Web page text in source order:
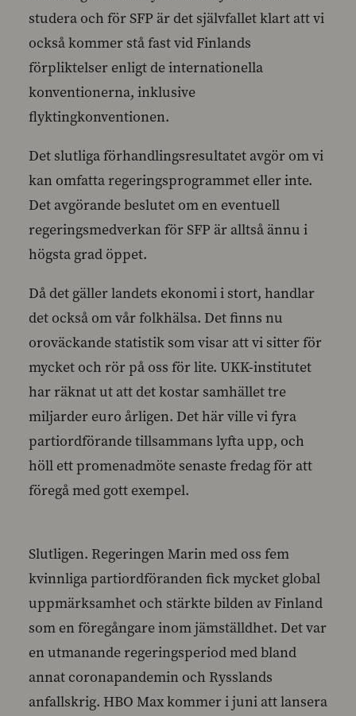
studera och för SFP är det självfallet klart att vi
också kommer stå fast vid Finlands
förpliktelser enligt de internationella
konventionerna, inklusive
flyktingkonventionen.
Det slutliga förhandlingsresultatet avgör om vi
kan omfatta regeringsprogrammet eller inte.
Det avgörande beslutet om en eventuell
regeringsmedverkan för SFP är alltså ännu i
högsta grad öppet.
Då det gäller landets ekonomi i stort, handlar
det också om vår folkhälsa. Det finns nu
oroväckande statistik som visar att vi sitter för
mycket och rör på oss för lite. UKK-institutet
har räknat ut att det kostar samhället tre
miljarder euro årligen. Det här ville vi fyra
partiordförande tillsammans lyfta upp, och
höll ett promenadmöte senaste fredag för att
föregå med gott exempel.
Slutligen. Regeringen Marin med oss fem
kvinnliga partiordföranden fick mycket global
uppmärksamhet och stärkte bilden av Finland
som en föregångare inom jämställdhet. Det var
en utmanande regeringsperiod med bland
annat coronapandemin och Rysslands
anfallskrig. HBO Max kommer i juni att lansera